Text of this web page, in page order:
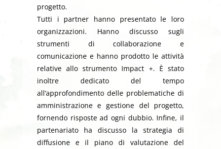
progetto.
Tutti i partner hanno presentato le loro
organizzazioni. Hanno discusso sugli
strumenti di collaborazione e
comunicazione e hanno prodotto le attività
relative allo strumento Impact +. È stato
inoltre dedicato del tempo
all‘approfondimento delle problematiche di
amministrazione e gestione del progetto,
fornendo risposte ad ogni dubbio. Infine, il
partenariato ha discusso la strategia di
diffusione e il piano di valutazione del